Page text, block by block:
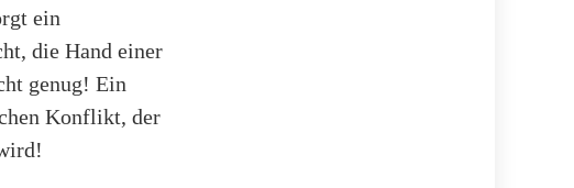
ein
die Hand einer
genug! Ein
Konflikt, der